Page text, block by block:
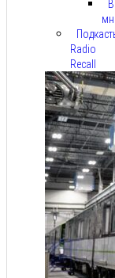
Radio
Recall